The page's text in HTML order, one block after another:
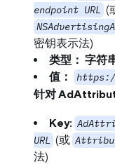
endpoint URL (
密钥表示法)
类型： 字符
值：
针对
Key:
URL (或
法)